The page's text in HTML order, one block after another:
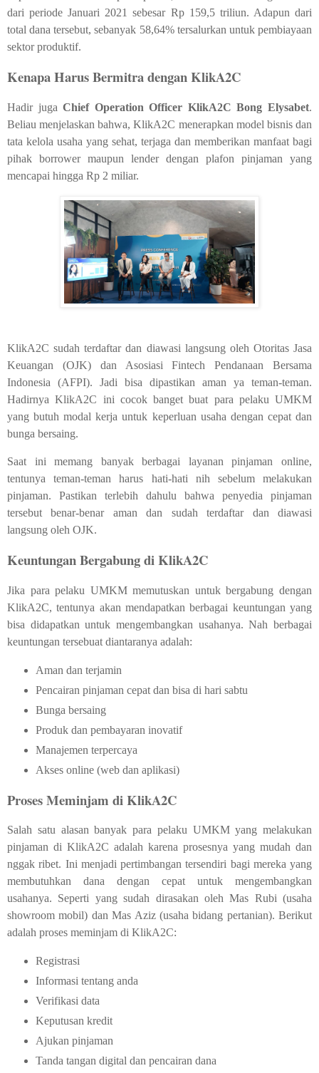
dari periode Januari 2021 sebesar Rp 159,5 triliun. Adapun dari
total dana tersebut, sebanyak 58,64% tersalurkan untuk pembiayaan
sektor produktif.
Kenapa Harus Bermitra dengan KlikA2C
Hadir jugaChief Operation Officer KlikA2C Bong Elysabet.
Beliau menjelaskan bahwa, KlikA2C menerapkan model bisnis dan
tata kelola usaha yang sehat, terjaga dan memberikan manfaat bagi
pihak borrower maupun lender dengan plafon pinjaman yang
mencapai hingga Rp 2 miliar.
KlikA2C sudah terdaftar dan diawasi langsung oleh Otoritas Jasa
Keuangan (OJK) dan Asosiasi Fintech Pendanaan Bersama
Indonesia (AFPI). Jadi bisa dipastikan aman ya teman-teman.
Hadirnya KlikA2C ini cocok banget buat para pelaku UMKM
yang butuh modal kerja untuk keperluan usaha dengan cepat dan
bunga bersaing.
Saat ini memang banyak berbagai layanan pinjaman online,
tentunya teman-teman harus hati-hati nih sebelum melakukan
pinjaman. Pastikan terlebih dahulu bahwa penyedia pinjaman
tersebut benar-benar aman dan sudah terdaftar dan diawasi
langsung oleh OJK.
Keuntungan Bergabung di KlikA2C
Jika para pelaku UMKM memutuskan untuk bergabung dengan
KlikA2C, tentunya akan mendapatkan berbagai keuntungan yang
bisa didapatkan untuk mengembangkan usahanya. Nah berbagai
keuntungan tersebuat diantaranya adalah:
Aman dan terjamin
Pencairan pinjaman cepat dan bisa di hari sabtu
Bunga bersaing
Produk dan pembayaran inovatif
Manajemen terpercaya
Akses online (web dan aplikasi)
Proses Meminjam di KlikA2C
Salah satu alasan banyak para pelaku UMKM yang melakukan
pinjaman di KlikA2C adalah karena prosesnya yang mudah dan
nggak ribet. Ini menjadi pertimbangan tersendiri bagi mereka yang
membutuhkan dana dengan cepat untuk mengembangkan
usahanya. Seperti yang sudah dirasakan oleh Mas Rubi (usaha
showroom mobil) dan Mas Aziz (usaha bidang pertanian). Berikut
adalah proses meminjam di KlikA2C:
Registrasi
Informasi tentang anda
Verifikasi data
Keputusan kredit
Ajukan pinjaman
Tanda tangan digital dan pencairan dana